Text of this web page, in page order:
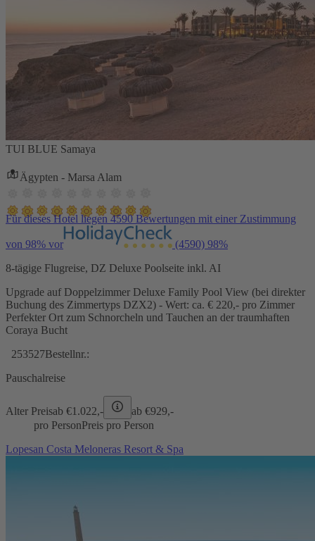
TUI BLUE Samaya
Ägypten - Marsa Alam
Für dieses Hotel liegen 4590 Bewertungen mit einer Zustimmung
von 98% vor (4590) 98%
8-tägige Flugreise, DZ Deluxe Poolseite inkl. AI
Upgrade auf Doppelzimmer Deluxe Family Pool View (bei direkter
Buchung des Zimmertyps DZX2) - Wert: ca. € 220,- pro Zimmer
Perfekter Ort zum Schnorcheln und Tauchen an der traumhaften
Coraya Bucht
253527Bestellnr.:
Pauschalreise
Alter Preisab €1.022,- ab €929,-
pro PersonPreis pro Person
Lopesan Costa Meloneras Resort & Spa